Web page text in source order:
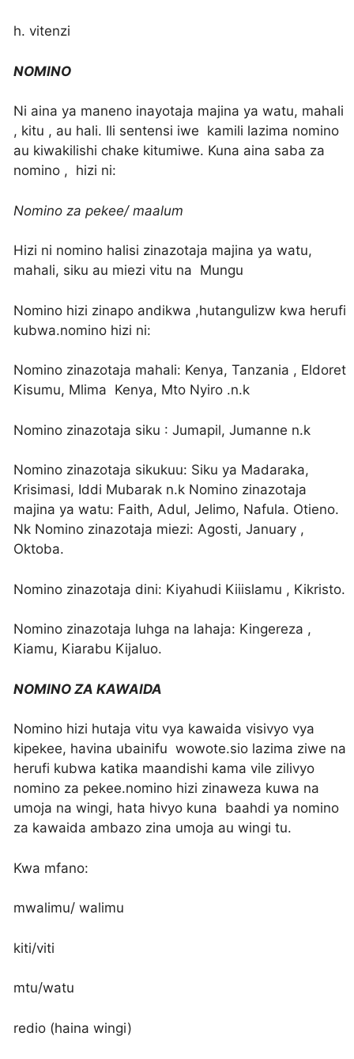
h. vitenzi
NOMINO
Ni aina ya maneno inayotaja majina ya watu, mahali
, kitu , au hali. Ili sentensi iwe kamili lazima nomino
au kiwakilishi chake kitumiwe. Kuna aina saba za
nomino , hizi ni:
Nomino za pekee/ maalum
Hizi ni nomino halisi zinazotaja majina ya watu,
mahali, siku au miezi vitu na Mungu
Nomino hizi zinapo andikwa ,hutangulizw kwa herufi
kubwa.nomino hizi ni:
Nomino zinazotaja mahali: Kenya, Tanzania , Eldoret
Kisumu, Mlima Kenya, Mto Nyiro .n.k
Nomino zinazotaja siku : Jumapil, Jumanne n.k
Nomino zinazotaja sikukuu: Siku ya Madaraka,
Krisimasi, Iddi Mubarak n.k Nomino zinazotaja
majina ya watu: Faith, Adul, Jelimo, Nafula. Otieno.
Nk Nomino zinazotaja miezi: Agosti, January ,
Oktoba.
Nomino zinazotaja dini: Kiyahudi Kiiislamu , Kikristo.
Nomino zinazotaja luhga na lahaja: Kingereza ,
Kiamu, Kiarabu Kijaluo.
NOMINO ZA KAWAIDA
Nomino hizi hutaja vitu vya kawaida visivyo vya
kipekee, havina ubainifu wowote.sio lazima ziwe na
herufi kubwa katika maandishi kama vile zilivyo
nomino za pekee.nomino hizi zinaweza kuwa na
umoja na wingi, hata hivyo kuna baahdi ya nomino
za kawaida ambazo zina umoja au wingi tu.
Kwa mfano:
mwalimu/ walimu
kiti/viti
mtu/watu
redio (haina wingi)